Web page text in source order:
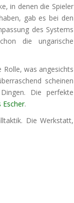
in denen die Spieler
gab es bei den
des Systems
die ungarische
Rolle, was angesichts
scheinen
Die perfekte
Escher.
Die Werkstatt,